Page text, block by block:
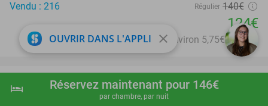
shopping_cart Réserver maintenant
hotel Réservez maintenant pour 146€
par chambre, par nuit
Vendu : 216
Régulier 140€
124€
Hors taxe de séjour d'environ 5,75€ p.p.p.n.
favorite_border
Nuit pour 2 + petit-déjeuner + wellness +
OUVRIR DANS L'APPLI close